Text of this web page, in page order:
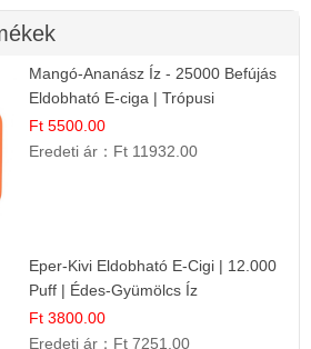
Mangó-Ananász Íz - 25000 Befújás
Eldobható E-ciga | Trópusi
Gyümölcs Élmény!
Ft 5500.00
Eredeti ár： Ft 11932.00
Eper-Kivi Eldobható E-Cigi | 12.000
Puff | Édes-Gyümölcs Íz
Ft 3800.00
Eredeti ár： Ft 7251.00